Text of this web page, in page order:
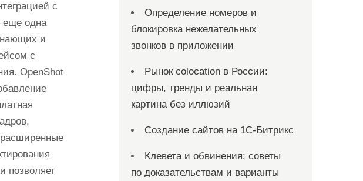
с
еще одна
и
с
OpenShot
позволяет
Определение номеров и
блокировка нежелательных
звонков в приложении
Рынок colocation в России:
цифры, тренды и реальная
картина без иллюзий
Создание сайтов на 1С-Битрикс
Клевета и обвинения: советы
по доказательствам и варианты